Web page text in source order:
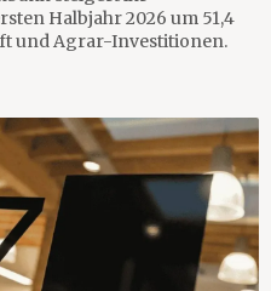
Halbjahr 2026 um 51,4
und Agrar-Investitionen.